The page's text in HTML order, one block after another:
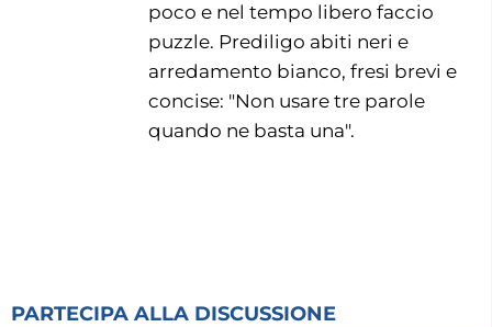
poco e nel tempo libero faccio
puzzle. Prediligo abiti neri e
arredamento bianco, fresi brevi e
concise: "Non usare tre parole
quando ne basta una".
PARTECIPA ALLA DISCUSSIONE